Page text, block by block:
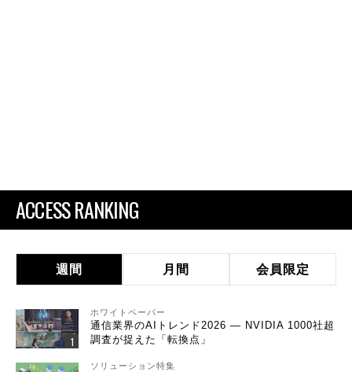
ACCESS RANKING
週間 月間 会員限定
ホワイトペーパー
通信業界のAIトレンド2026 ― NVIDIA 1000社超
調査が捉えた「転換点」
ソリューション特集